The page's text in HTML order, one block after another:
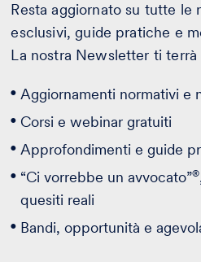
Resta aggiornato su tutte le
esclusivi, guide pratiche e
La nostra Newsletter ti terrà
Aggiornamenti normativi e
Corsi e webinar gratuiti
Approfondimenti e guide
“Ci vorrebbe un avvocato”®
quesiti reali
Bandi, opportunità e